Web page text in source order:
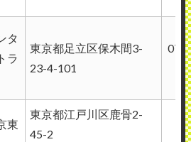
タ
ラ
東京都足立区保木間3-
23-4-101
東
東京都江戸川区鹿骨2-
45-2